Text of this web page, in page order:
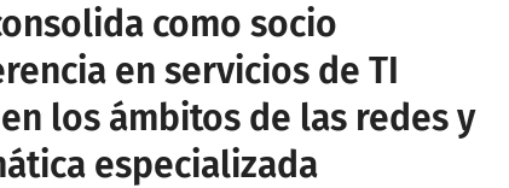
como socio
en servicios de TI
los ámbitos de las redes y
especializada